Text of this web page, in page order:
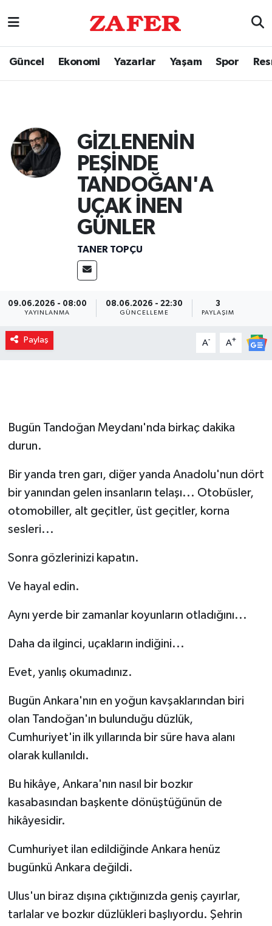
Güncel Ekonomi Yazarlar Yaşam Spor
GİZLENENİN
PEŞİNDE
TANDOĞAN'A
UÇAK İNEN
GÜNLER
TANER TOPÇU
09.06.2026 - 08:00
YAYINLANMA
08.06.2026 - 22:30
GÜNCELLEME
3
PAYLAŞIM
Paylaş A- A+
Bugün Tandoğan Meydanı'nda birkaç dakika
durun.
Bir yanda tren garı, diğer yanda Anadolu'nun dört
bir yanından gelen insanların telaşı... Otobüsler,
otomobiller, alt geçitler, üst geçitler, korna
sesleri...
Sonra gözlerinizi kapatın.
Ve hayal edin.
Aynı yerde bir zamanlar koyunların otladığını...
Daha da ilginci, uçakların indiğini...
Evet, yanlış okumadınız.
Bugün Ankara'nın en yoğun kavşaklarından biri
olan Tandoğan'ın bulunduğu düzlük,
Cumhuriyet'in ilk yıllarında bir süre hava alanı
olarak kullanıldı.
Bu hikâye, Ankara'nın nasıl bir bozkır
kasabasından başkente dönüştüğünün de
hikâyesidir.
Cumhuriyet ilan edildiğinde Ankara henüz
bugünkü Ankara değildi.
Ulus'un biraz dışına çıktığınızda geniş çayırlar,
tarlalar ve bozkır düzlükleri başlıyordu. Şehrin